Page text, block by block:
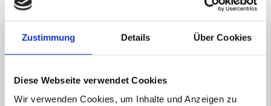
Zustimmung Details Über Cookies
Diese Webseite verwendet Cookies
Wir verwenden Cookies, um Inhalte und Anzeigen zu